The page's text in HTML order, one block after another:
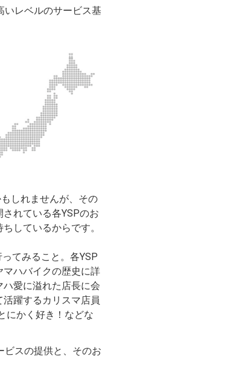
いレベルのサービス基
しれませんが、その
れている各YSPのお
しているからです。
てみること。各YSP
ハバイクの歴史に詳
愛に溢れた店長に会
躍するカリスマ店員
にかく好き！などな
ビスの提供と、そのお